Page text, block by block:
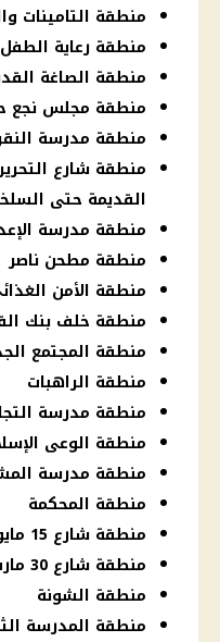
منطقة التامينات
منطقة رعاية الطفل
منطقة الصاغة
منطقة مجلس نجع
منطقة مدرسة
منطقة شارع
القديمة حتى
منطقة مدرسة
منطقة مطحن ناصر
منطقة الأمن
منطقة خلف بنك
منطقة المجتمع
منطقة الراهبات
منطقة مدرسة
منطقة الوعى
منطقة مدرسة
منطقة المحكمة
منطقة شارع 15 مايو
منطقة شارع 30 مارس
منطقة الشونة
منطقة المدرسة